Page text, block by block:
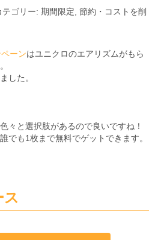
テゴリー: 期間限定 節約・コストを削
ーンはユニクロのエアリズムがもら
した。
々と選択肢があるので良いですね！
でも1枚まで無料でゲットできます。